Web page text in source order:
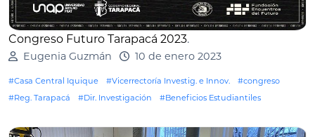
Congreso Futuro Tarapacá 2023.
Eugenia Guzmán 10 de enero 2023
#Casa Central Iquique #Vicerrectoría Investig. e Innov.
#congreso
#Reg. Tarapacá
#Dir. Investigación #Beneficios Estudiantiles